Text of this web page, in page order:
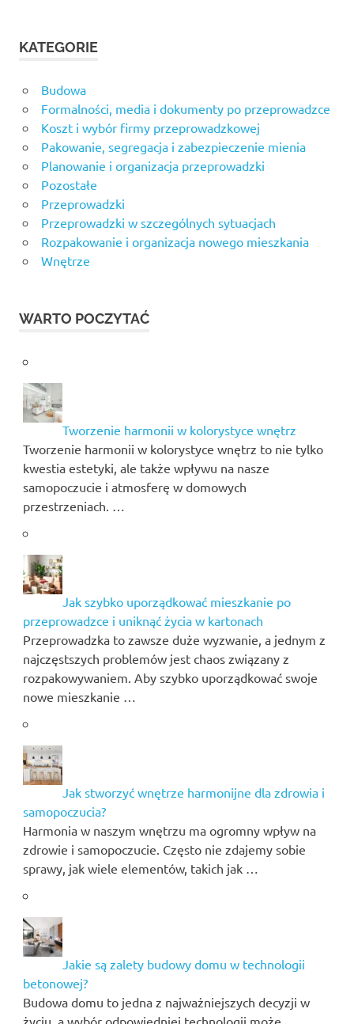
KATEGORIE
Budowa
Formalności, media i dokumenty po przeprowadzce
Koszt i wybór firmy przeprowadzkowej
Pakowanie, segregacja i zabezpieczenie mienia
Planowanie i organizacja przeprowadzki
Pozostałe
Przeprowadzki
Przeprowadzki w szczególnych sytuacjach
Rozpakowanie i organizacja nowego mieszkania
Wnętrze
WARTO POCZYTAĆ
Tworzenie harmonii w kolorystyce wnętrz
Tworzenie harmonii w kolorystyce wnętrz to nie tylko
kwestia estetyki, ale także wpływu na nasze
samopoczucie i atmosferę w domowych
przestrzeniach. …
Jak szybko uporządkować mieszkanie po
przeprowadzce i uniknąć życia w kartonach
Przeprowadzka to zawsze duże wyzwanie, a jednym z
najczęstszych problemów jest chaos związany z
rozpakowywaniem. Aby szybko uporządkować swoje
nowe mieszkanie …
Jak stworzyć wnętrze harmonijne dla zdrowia i
samopoczucia?
Harmonia w naszym wnętrzu ma ogromny wpływ na
zdrowie i samopoczucie. Często nie zdajemy sobie
sprawy, jak wiele elementów, takich jak …
Jakie są zalety budowy domu w technologii
betonowej?
Budowa domu to jedna z najważniejszych decyzji w
życiu, a wybór odpowiedniej technologii może